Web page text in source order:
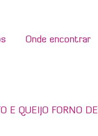
Onde encontrar
E QUEIJO FORNO DE